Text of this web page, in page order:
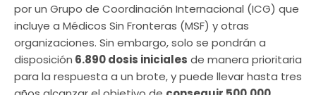
por un Grupo de Coordinación Internacional (ICG) que
incluye a Médicos Sin Fronteras (MSF) y otras
organizaciones. Sin embargo, solo se pondrán a
disposición 6.890 dosis iniciales de manera prioritaria
para la respuesta a un brote, y puede llevar hasta tres